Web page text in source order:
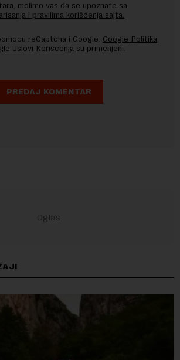
molimo vas da se upoznate sa
i pravilima korišćenja sajta.
reCaptcha i Google. Google Politika
Uslovi Korišćenja su primenjeni.